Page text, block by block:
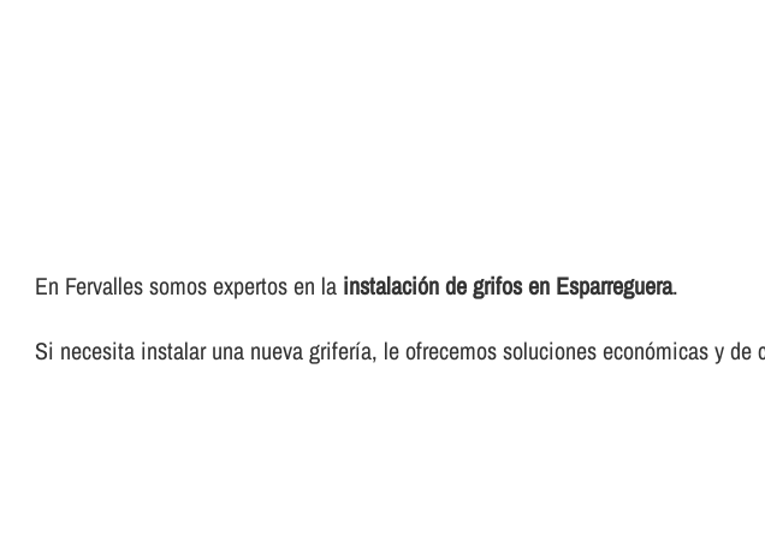
En Fervalles somos expertos en la instalación de grifos en Esparreguera.
Si necesita instalar una nueva griferí­a, le ofrecemos soluciones económicas y de